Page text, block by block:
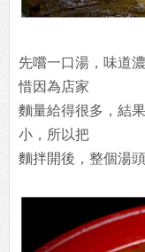
先嚐一口湯，味道
惜因為店家
麵量給得很多，結
小，所以把
麵拌開後，整個湯